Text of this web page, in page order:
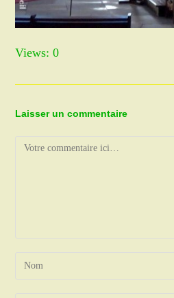
Views: 0
Laisser un commentaire
Comment
Enter